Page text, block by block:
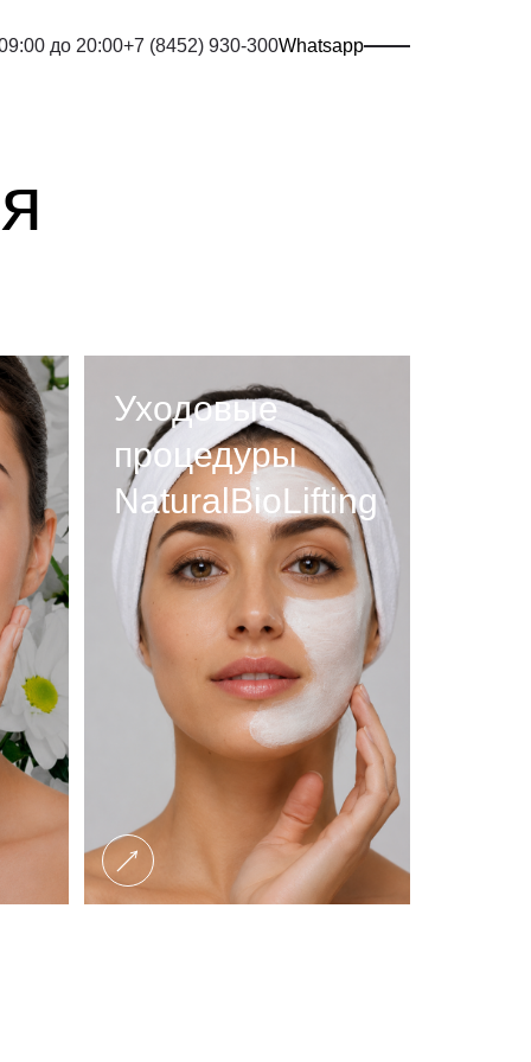
до 20:00+7 (8452) 930-300Whatsapp
Уходовые
процедуры
NaturalBioLifting